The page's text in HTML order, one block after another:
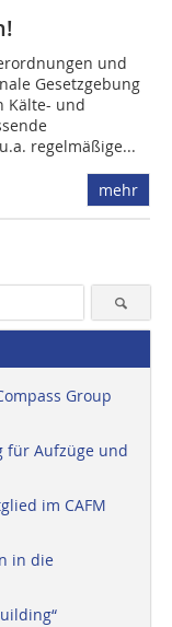
und
Gesetzgebung
Kälte- und
regelmäßige...
mehr
Group
für Aufzüge und
im CAFM
in die